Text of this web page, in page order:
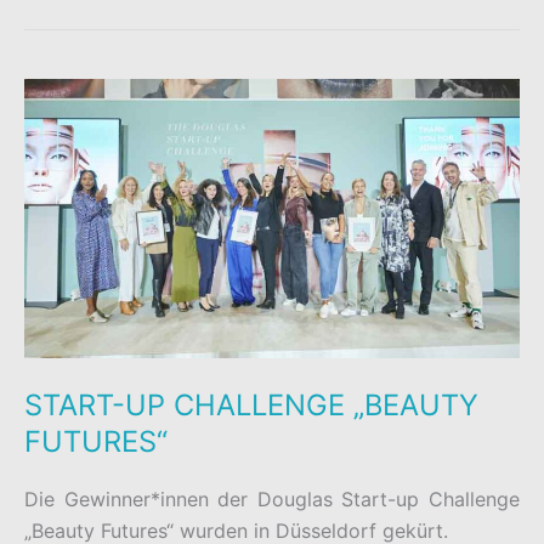
DKMS
LIFE
START-UP CHALLENGE „BEAUTY
FUTURES“
Die Gewinner*innen der Douglas Start-up Challenge
„Beauty Futures“ wurden in Düsseldorf gekürt.